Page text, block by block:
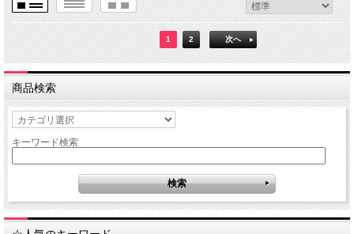
1 2 次へ
商品検索
キーワード検索